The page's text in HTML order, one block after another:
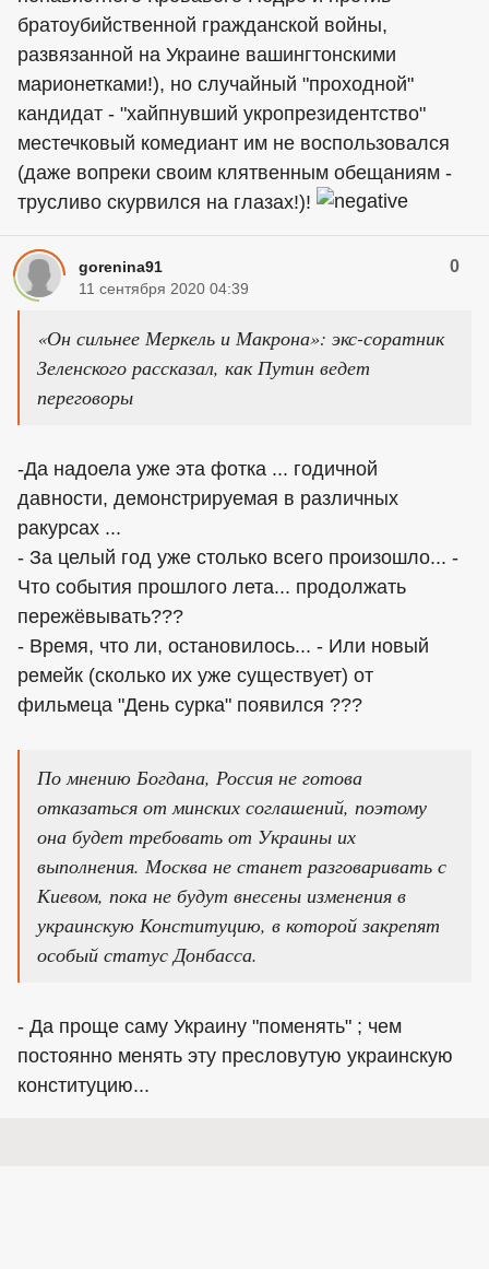
братоубийственной гражданской войны,
развязанной на Украине вашингтонскими
марионетками!), но случайный "проходной"
кандидат - "хайпнувший укропрезидентство"
местечковый комедиант им не воспользовался
(даже вопреки своим клятвенным обещаниям -
трусливо скурвился на глазах!)!
gorenina91 0
11 сентября 2020 04:39
«Он сильнее Меркель и Макрона»: экс-соратник
Зеленского рассказал, как Путин ведет
переговоры
-Да надоела уже эта фотка ... годичной
давности, демонстрируемая в различных
ракурсах ...
- За целый год уже столько всего произошло... -
Что события прошлого лета... продолжать
пережёвывать???
- Время, что ли, остановилось... - Или новый
ремейк (сколько их уже существует) от
фильмеца "День сурка" появился ???
По мнению Богдана, Россия не готова
отказаться от минских соглашений, поэтому
она будет требовать от Украины их
выполнения. Москва не станет разговаривать с
Киевом, пока не будут внесены изменения в
украинскую Конституцию, в которой закрепят
особый статус Донбасса.
- Да проще саму Украину "поменять" ; чем
постоянно менять эту пресловутую украинскую
конституцию...